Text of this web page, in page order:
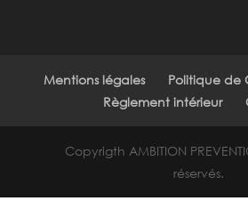
Mentions légales
Politique de
Règlement intérieur
Copyrigth AMBITION
réservés.